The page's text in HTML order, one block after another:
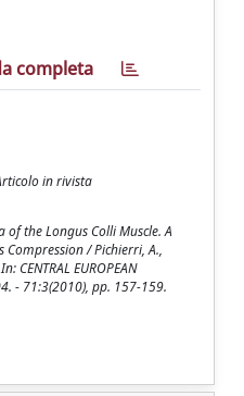
completa
in rivista
the Longus Colli Muscle. A
Compression / Pichierri, A.,
CENTRAL EUROPEAN
- 71:3(2010), pp. 157-159.